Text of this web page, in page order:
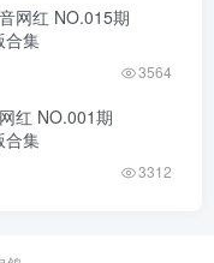
网红 NO.015期
合集
3564
红 NO.001期
合集
3312